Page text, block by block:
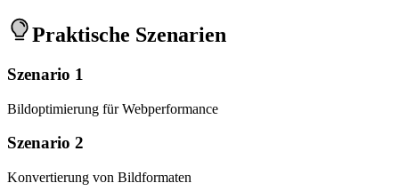
Praktische Szenarien
Szenario 1
Bildoptimierung für Webperformance
Szenario 2
Konvertierung von Bildformaten